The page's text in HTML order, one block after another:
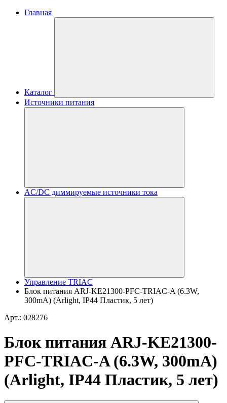
Главная
Каталог
Источники питания
AC/DC диммируемые источники тока
Управление TRIAC
Блок питания ARJ-KE21300-PFC-TRIAC-A (6.3W,
300mA) (Arlight, IP44 Пластик, 5 лет)
Арт.: 028276
Блок питания ARJ-KE21300-
PFC-TRIAC-A (6.3W, 300mA)
(Arlight, IP44 Пластик, 5 лет)